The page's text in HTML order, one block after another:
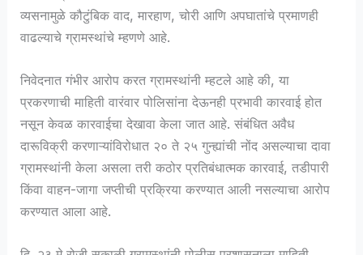
व्यसनामुळे कौटुंबिक वाद, मारहाण, चोरी आणि अपघातांचे प्रमाणही
वाढल्याचे ग्रामस्थांचे म्हणणे आहे.
निवेदनात गंभीर आरोप करत ग्रामस्थांनी म्हटले आहे की, या
प्रकरणाची माहिती वारंवार पोलिसांना देऊनही प्रभावी कारवाई होत
नसून केवळ कारवाईचा देखावा केला जात आहे. संबंधित अवैध
दारूविक्री करणाऱ्यांविरोधात २० ते २५ गुन्ह्यांची नोंद असल्याचा दावा
ग्रामस्थांनी केला असला तरी कठोर प्रतिबंधात्मक कारवाई, तडीपारी
किंवा वाहन-जागा जप्तीची प्रक्रिया करण्यात आली नसल्याचा आरोप
करण्यात आला आहे.